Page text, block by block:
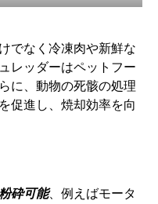
でなく冷凍肉や新鮮な
レッダーはペットフー
に、動物の死骸の処理
促進し、焼却効率を向
砕可能、例えばモータ